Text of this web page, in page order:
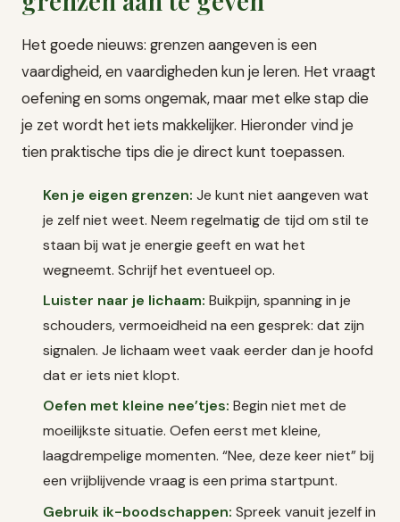
Het goede nieuws: grenzen aangeven is een
vaardigheid, en vaardigheden kun je leren. Het vraagt
oefening en soms ongemak, maar met elke stap die
je zet wordt het iets makkelijker. Hieronder vind je
tien praktische tips die je direct kunt toepassen.
Ken je eigen grenzen: Je kunt niet aangeven wat
je zelf niet weet. Neem regelmatig de tijd om stil te
staan bij wat je energie geeft en wat het
wegneemt. Schrijf het eventueel op.
Luister naar je lichaam: Buikpijn, spanning in je
schouders, vermoeidheid na een gesprek: dat zijn
signalen. Je lichaam weet vaak eerder dan je hoofd
dat er iets niet klopt.
Oefen met kleine nee’tjes: Begin niet met de
moeilijkste situatie. Oefen eerst met kleine,
laagdrempelige momenten. “Nee, deze keer niet” bij
een vrijblijvende vraag is een prima startpunt.
Gebruik ik-boodschappen: Spreek vanuit jezelf in